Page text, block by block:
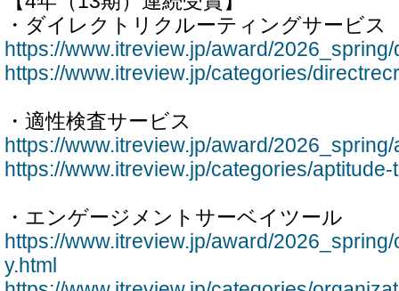
・ダイレクトリクルーティングサービス
https://www.itreview.jp/award/
https://www.itreview.jp/categories/
・適性検査サービス
https://www.itreview.jp/award/
https://www.itreview.jp/categories/aptitude-
・エンゲージメントサーベイツール
https://www.itreview.jp/award/
y.html